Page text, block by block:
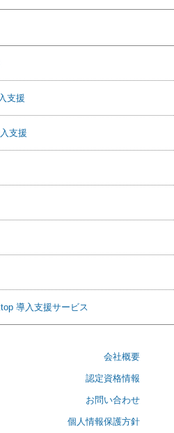
支援
支援
導入支援サービス
会社概要
認定資格情報
お問い合わせ
個人情報保護方針